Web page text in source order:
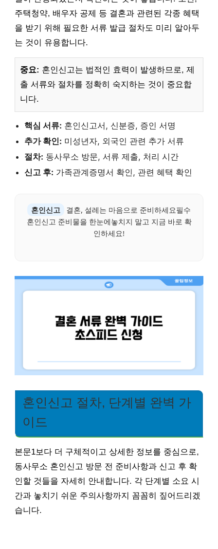
주택청약, 배우자 공제 등 결혼과 관련된 각종 혜택
을 받기 위해 필요한 서류 발급 절차도 미리 알아두
는 것이 유용합니다.
중요: 혼인신고는 법적인 효력이 발생하므로, 제
출 서류와 절차를 정확히 숙지하는 것이 중요합
니다.
핵심 서류: 혼인신고서, 신분증, 증인 서명
추가 확인: 미성년자, 외국인 관련 추가 서류
절차: 동사무소 방문, 서류 제출, 처리 시간
신고 후: 가족관계증명서 확인, 관련 혜택 확인
혼인신고
결혼, 설레는 마음으로 준비하세요필수
혼인신고 준비물을 한눈에놓치지 말고 지금 바로 확
인하세요!
혼인신고 절차, 단계별 완벽 가
이드
본문1보다 더 구체적이고 상세한 정보를 중심으로,
동사무소 혼인신고 방문 전 준비사항과 신고 후 확
인할 것들을 자세히 안내합니다. 각 단계별 소요 시
간과 놓치기 쉬운 주의사항까지 꼼꼼히 짚어드리겠
습니다.